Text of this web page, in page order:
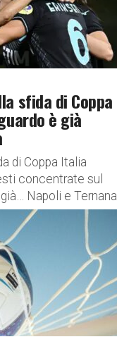
sfida di Coppa
è già
di Coppa Italia
concentrate sul
Napoli e Ternana